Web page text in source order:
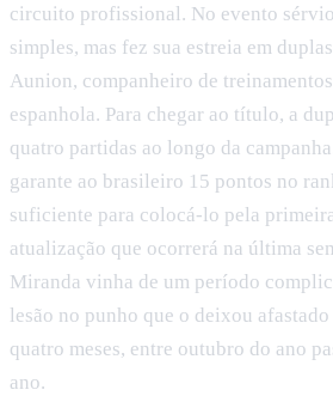
circuito profissional. No evento
simples, mas fez sua estreia em
Aunion, companheiro de
espanhola. Para chegar ao título, a
quatro partidas ao longo da
garante ao brasileiro 15 pontos no
suficiente para colocá-lo pela
atualização que ocorrerá na última
Miranda vinha de um período
lesão no punho que o deixou
quatro meses, entre outubro do ano
ano.